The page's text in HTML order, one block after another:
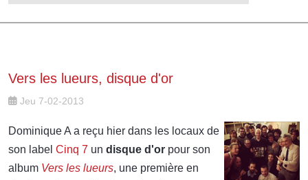
Vers les lueurs, disque d'or
Jeu 7-02-2013
Dominique A a reçu hier dans les locaux de
son label Cinq 7 un disque d'or pour son
album Vers les lueurs, une première en